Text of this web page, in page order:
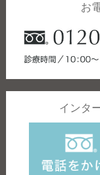
お
インタ